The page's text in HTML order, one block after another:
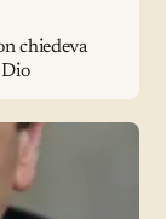
chiedeva
Dio